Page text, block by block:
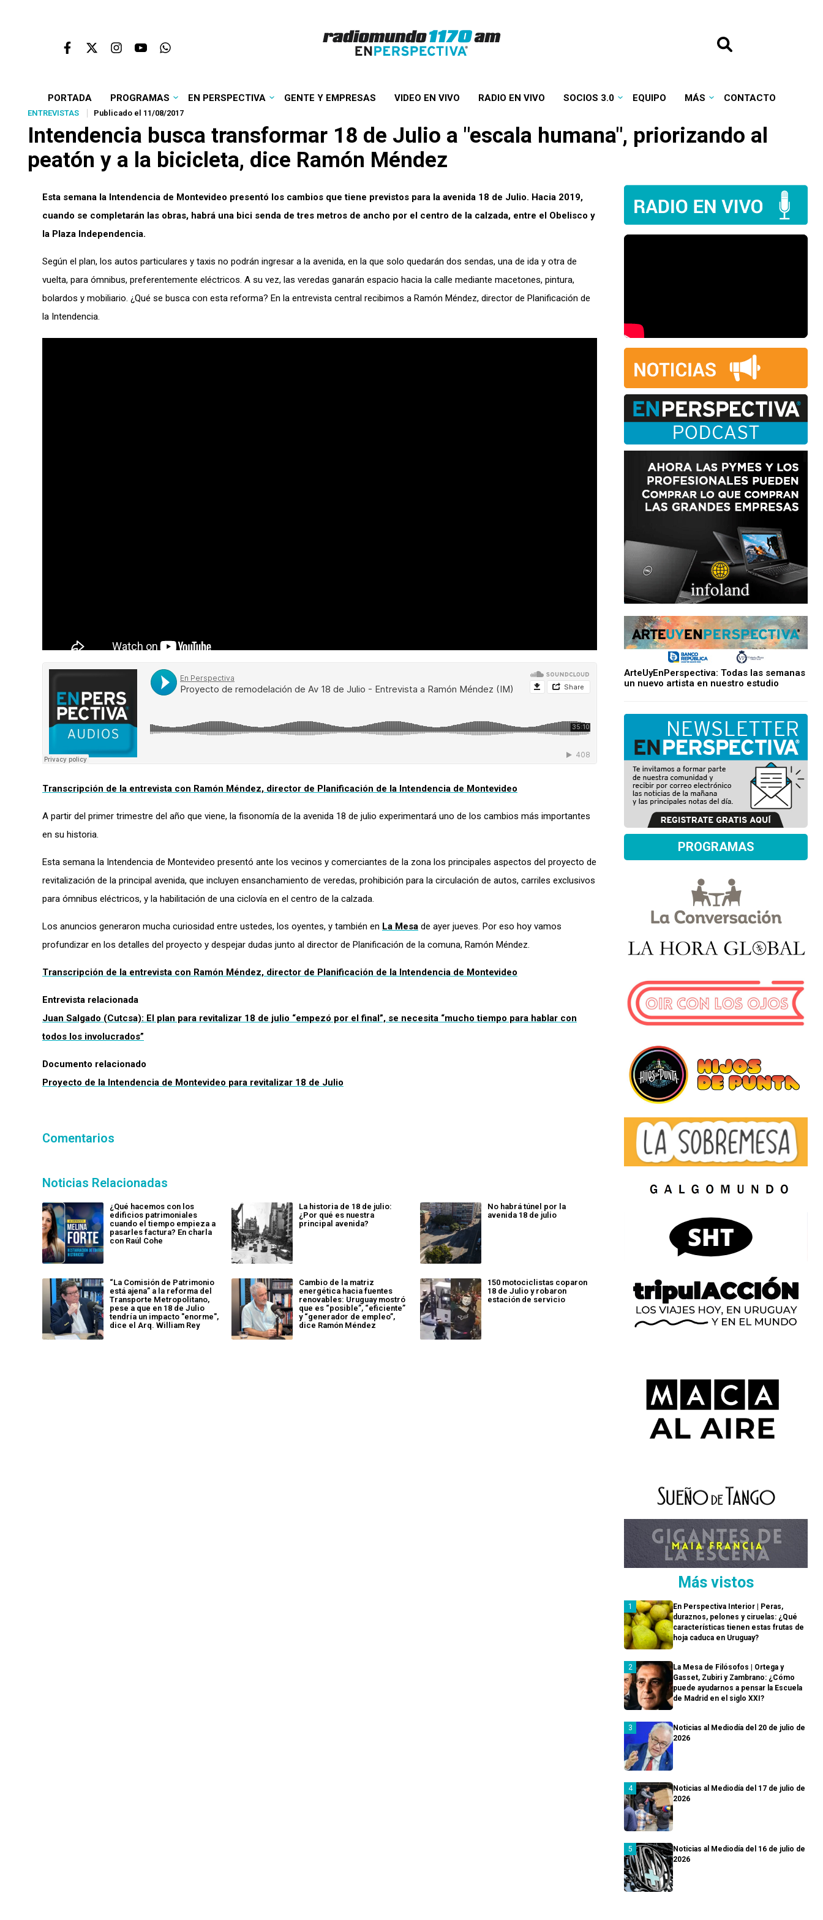
PORTADA PROGRAMAS EN PERSPECTIVA GENTE Y EMPRESAS VIDEO EN VIVO RADIO EN VIVO SOCIOS 3.0 EQUIPO MÁS CONTACTO
ENTREVISTAS Publicado el 11/08/2017
Intendencia busca transformar 18 de Julio a "escala humana", priorizando al
peatón y a la bicicleta, dice Ramón Méndez
Esta semana la Intendencia de Montevideo presentó los cambios que tiene previstos para la avenida 18 de Julio. Hacia 2019,
cuando se completarán las obras, habrá una bici senda de tres metros de ancho por el centro de la calzada, entre el Obelisco y
la Plaza Independencia.
Según el plan, los autos particulares y taxis no podrán ingresar a la avenida, en la que solo quedarán dos sendas, una de ida y otra de
vuelta, para ómnibus, preferentemente eléctricos. A su vez, las veredas ganarán espacio hacia la calle mediante macetones, pintura,
bolardos y mobiliario. ¿Qué se busca con esta reforma? En la entrevista central recibimos a Ramón Méndez, director de Planificación de
la Intendencia.
Transcripción de la entrevista con Ramón Méndez, director de Planificación de la Intendencia de Montevideo
A partir del primer trimestre del año que viene, la fisonomía de la avenida 18 de julio experimentará uno de los cambios más importantes
en su historia.
Esta semana la Intendencia de Montevideo presentó ante los vecinos y comerciantes de la zona los principales aspectos del proyecto de
revitalización de la principal avenida, que incluyen ensanchamiento de veredas, prohibición para la circulación de autos, carriles exclusivos
para ómnibus eléctricos, y la habilitación de una ciclovía en el centro de la calzada.
Los anuncios generaron mucha curiosidad entre ustedes, los oyentes, y también en La Mesa de ayer jueves. Por eso hoy vamos
profundizar en los detalles del proyecto y despejar dudas junto al director de Planificación de la comuna, Ramón Méndez.
Transcripción de la entrevista con Ramón Méndez, director de Planificación de la Intendencia de Montevideo
Entrevista relacionada
Juan Salgado (Cutcsa): El plan para revitalizar 18 de julio “empezó por el final”, se necesita “mucho tiempo para hablar con
todos los involucrados”
Documento relacionado
Proyecto de la Intendencia de Montevideo para revitalizar 18 de Julio
Comentarios
Noticias Relacionadas
¿Qué hacemos con los
edificios patrimoniales
cuando el tiempo empieza a
pasarles factura? En charla
con Raúl Cohe
La historia de 18 de julio:
¿Por qué es nuestra
principal avenida?
No habrá túnel por la
avenida 18 de julio
“La Comisión de Patrimonio
está ajena” a la reforma del
Transporte Metropolitano,
pese a que en 18 de Julio
tendría un impacto "enorme",
dice el Arq. William Rey
Cambio de la matriz
energética hacia fuentes
renovables: Uruguay mostró
que es “posible”, “eficiente”
y “generador de empleo”,
dice Ramón Méndez
150 motociclistas coparon
18 de Julio y robaron
estación de servicio
ArteUyEnPerspectiva: Todas las semanas
un nuevo artista en nuestro estudio
PROGRAMAS
Más vistos
En Perspectiva Interior | Peras,
duraznos, pelones y ciruelas: ¿Qué
características tienen estas frutas de
hoja caduca en Uruguay?
La Mesa de Filósofos | Ortega y
Gasset, Zubiri y Zambrano: ¿Cómo
puede ayudarnos a pensar la Escuela
de Madrid en el siglo XXI?
Noticias al Mediodía del 20 de julio de
2026
Noticias al Mediodía del 17 de julio de
2026
Noticias al Mediodía del 16 de julio de
2026